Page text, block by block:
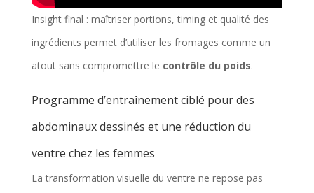
Insight final : maîtriser portions, timing et qualité des
ingrédients permet d’utiliser les fromages comme un
atout sans compromettre le contrôle du poids.
Programme d’entraînement ciblé pour des
abdominaux dessinés et une réduction du
ventre chez les femmes
La transformation visuelle du ventre ne repose pas